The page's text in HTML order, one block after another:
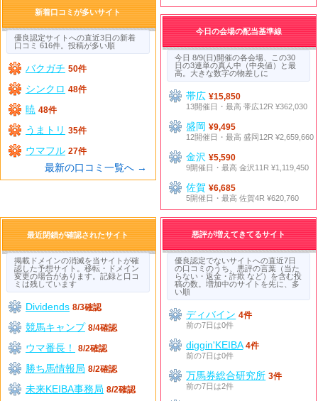
新着口コミが多いサイト
優良認定サイトへの直近3日の新着
口コミ 616件。投稿が多い順
バクガチ 50件
シンクロ 48件
暁 48件
うまトリ 35件
ウマフル 27件
最新の口コミ一覧へ →
今日の会場の配当基準線
今日 8/9(日)開催の各会場、この30
日の3連単の真ん中（中央値）と最
高。大きな数字の物差しに
帯広¥15,850
13開催日・最高 帯広12R ¥362,030
盛岡¥9,495
12開催日・最高 盛岡12R ¥2,659,660
金沢¥5,590
9開催日・最高 金沢11R ¥1,119,450
佐賀¥6,685
5開催日・最高 佐賀4R ¥620,760
悪評が増えてきてるサイト
優良認定でないサイトへの直近7日
の口コミのうち、悪評の言葉（当た
らない・返金・詐欺 など）を含む投
稿の数。増加中のサイトを先に、多
い順
ディバイン 4件
前の7日は0件
diggin'KEIBA 4件
前の7日は0件
万馬券総合研究所 3件
前の7日は2件
最近閉鎖が確認されたサイト
掲載ドメインの消滅を当サイトが確
認した予想サイト。移転・ドメイン
変更の場合があります。記録と口コ
ミは残しています
Dividends 8/3確認
競馬キャンプ 8/4確認
ウマ番長！ 8/2確認
勝ち馬情報局 8/2確認
未来KEIBA事務局 8/2確認